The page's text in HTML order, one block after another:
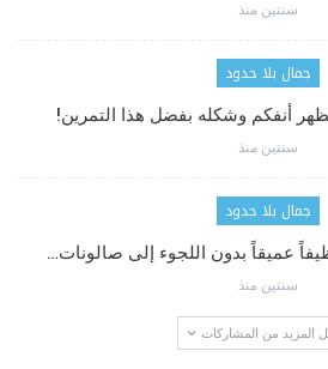
سنتين منذ
جمال بلا حدود
أنفكم وشكله بفضل هذا التمرين!
سنتين منذ
جمال بلا حدود
عميقاً بدون اللجوء إلى صالونات…
سنتين منذ
المزيد من المشاركات